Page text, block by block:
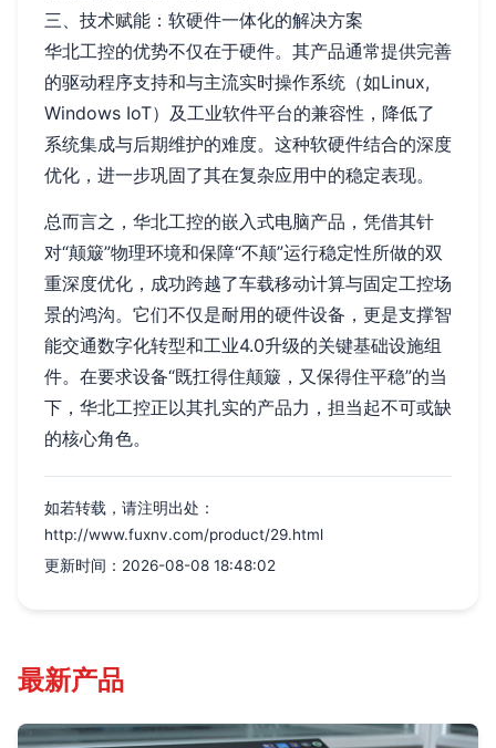
三、技术赋能：软硬件一体化的解决方案
华北工控的优势不仅在于硬件。其产品通常提供完善
的驱动程序支持和与主流实时操作系统（如Linux,
Windows IoT）及工业软件平台的兼容性，降低了
系统集成与后期维护的难度。这种软硬件结合的深度
优化，进一步巩固了其在复杂应用中的稳定表现。
总而言之，华北工控的嵌入式电脑产品，凭借其针
对“颠簸”物理环境和保障“不颠”运行稳定性所做的双
重深度优化，成功跨越了车载移动计算与固定工控场
景的鸿沟。它们不仅是耐用的硬件设备，更是支撑智
能交通数字化转型和工业4.0升级的关键基础设施组
件。在要求设备“既扛得住颠簸，又保得住平稳”的当
下，华北工控正以其扎实的产品力，担当起不可或缺
的核心角色。
如若转载，请注明出处：
http://www.fuxnv.com/product/29.html
更新时间：2026-08-08 18:48:02
最新产品